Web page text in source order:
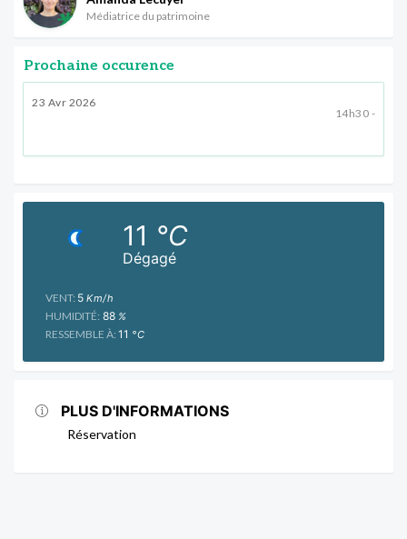
Médiatrice du patrimoine
Prochaine occurence
23 Avr 2026
14h30 -
Dégagé
11 °C
VENT: 5 Km/h
HUMIDITÉ: 88 %
RESSEMBLE À: 11 °C
PLUS D'INFORMATIONS
Réservation